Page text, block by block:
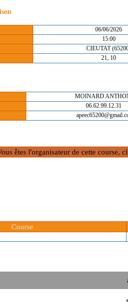
06/06/2026
15:00
CIEUTAT
21, 10
MOINARD
06.62.99.12.31
êtes l'organisateur de cette course,
Course